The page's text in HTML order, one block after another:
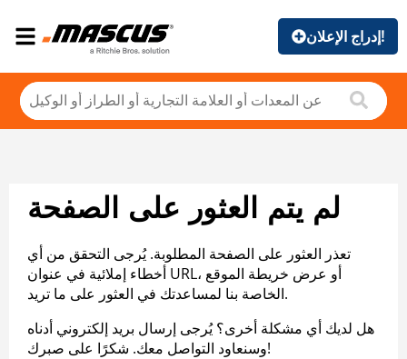
إدراج الإعلان!
لم يتم العثور على الصفحة
تعذر العثور على الصفحة المطلوبة. يُرجى التحقق من أي
أخطاء إملائية في عنوان URL، أو عرض خريطة الموقع
الخاصة بنا لمساعدتك في العثور على ما تريد.
هل لديك أي مشكلة أخرى؟ يُرجى إرسال بريد إلكتروني أدناه
وسنعاود التواصل معك. شكرًا على صبرك!